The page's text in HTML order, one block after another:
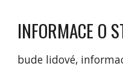
INFORMACE O
bude lidové,